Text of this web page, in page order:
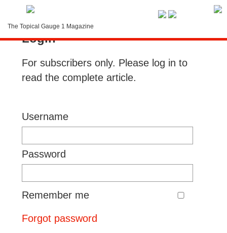
The Topical Gauge 1 Magazine
Login
For subscribers only. Please log in to
read the complete article.
Username
Password
Remember me
Forgot password
LOGIN
Search
Subscription